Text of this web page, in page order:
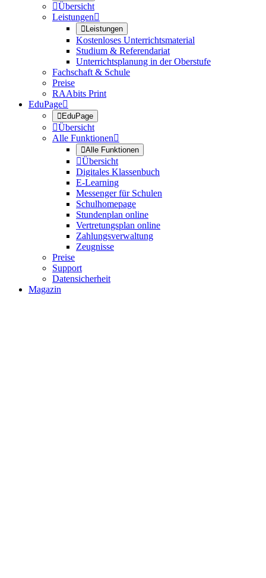
Übersicht
Leistungen
Leistungen
Kostenloses Unterrichtsmaterial
Studium & Referendariat
Unterrichtsplanung in der Oberstufe
Fachschaft & Schule
Preise
RAAbits Print
EduPage
EduPage
Übersicht
Alle Funktionen
Alle Funktionen
Übersicht
Digitales Klassenbuch
E-Learning
Messenger für Schulen
Schulhomepage
Stundenplan online
Vertretungsplan online
Zahlungsverwaltung
Zeugnisse
Preise
Support
Datensicherheit
Magazin